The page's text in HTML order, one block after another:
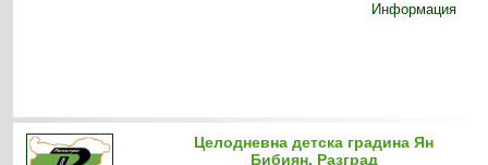
Информация
Целодневна детска градина Ян
Бибиян, Разград